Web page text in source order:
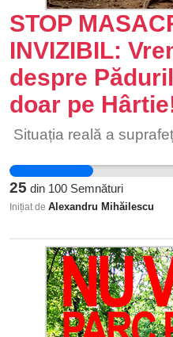
STOP
INVIZIBIL:
despre
doar pe
Situația reală a
25 din 100 Semnături
Inițiat de Alexandru Mihăilescu